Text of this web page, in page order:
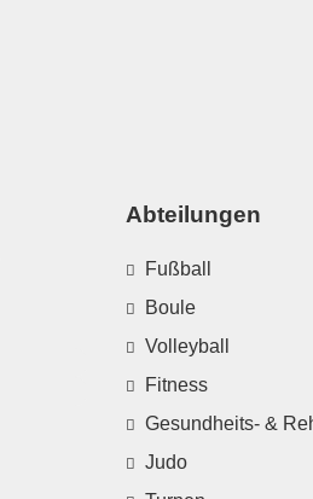
Abteilungen
Fußball
Boule
Volleyball
Fitness
Gesundheits- &
Judo